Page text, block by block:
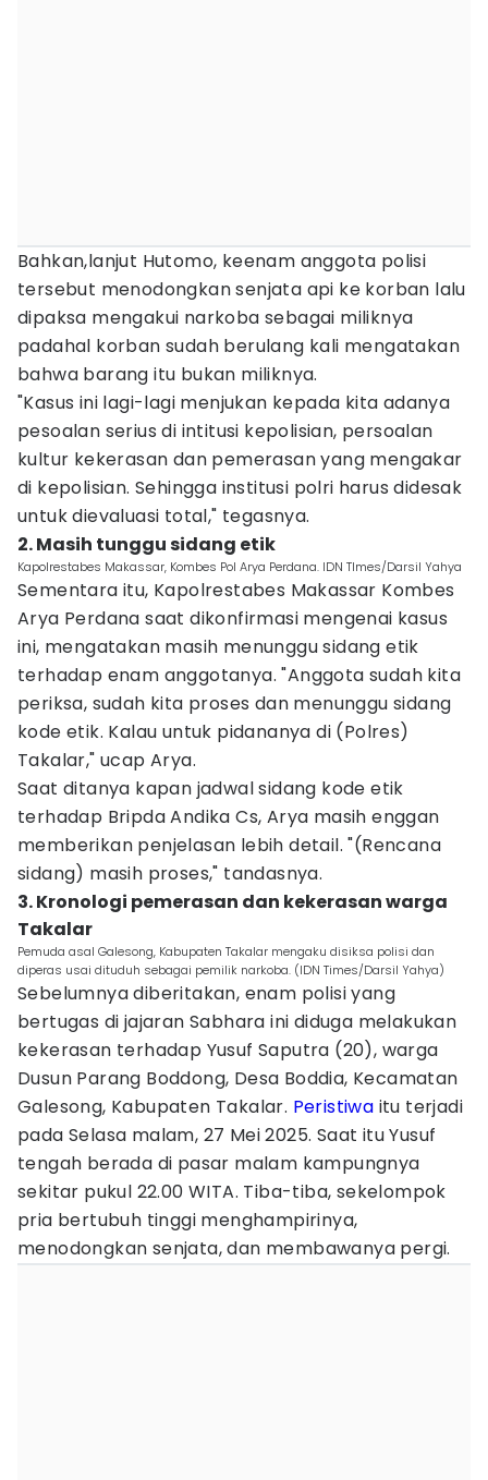
Bahkan,lanjut Hutomo, keenam anggota polisi
tersebut menodongkan senjata api ke korban lalu
dipaksa mengakui narkoba sebagai miliknya
padahal korban sudah berulang kali mengatakan
bahwa barang itu bukan miliknya.
"Kasus ini lagi-lagi menjukan kepada kita adanya
pesoalan serius di intitusi kepolisian, persoalan
kultur kekerasan dan pemerasan yang mengakar
di kepolisian. Sehingga institusi polri harus didesak
untuk dievaluasi total," tegasnya.
2. Masih tunggu sidang etik
Kapolrestabes Makassar, Kombes Pol Arya Perdana. IDN TImes/Darsil Yahya
Sementara itu, Kapolrestabes Makassar Kombes
Arya Perdana saat dikonfirmasi mengenai kasus
ini, mengatakan masih menunggu sidang etik
terhadap enam anggotanya. "Anggota sudah kita
periksa, sudah kita proses dan menunggu sidang
kode etik. Kalau untuk pidananya di (Polres)
Takalar," ucap Arya.
Saat ditanya kapan jadwal sidang kode etik
terhadap Bripda Andika Cs, Arya masih enggan
memberikan penjelasan lebih detail. "(Rencana
sidang) masih proses," tandasnya.
3. Kronologi pemerasan dan kekerasan warga
Takalar
Pemuda asal Galesong, Kabupaten Takalar mengaku disiksa polisi dan
diperas usai dituduh sebagai pemilik narkoba. (IDN Times/Darsil Yahya)
Sebelumnya diberitakan, enam polisi yang
bertugas di jajaran Sabhara ini diduga melakukan
kekerasan terhadap Yusuf Saputra (20), warga
Dusun Parang Boddong, Desa Boddia, Kecamatan
Galesong, Kabupaten Takalar. Peristiwa itu terjadi
pada Selasa malam, 27 Mei 2025. Saat itu Yusuf
tengah berada di pasar malam kampungnya
sekitar pukul 22.00 WITA. Tiba-tiba, sekelompok
pria bertubuh tinggi menghampirinya,
menodongkan senjata, dan membawanya pergi.